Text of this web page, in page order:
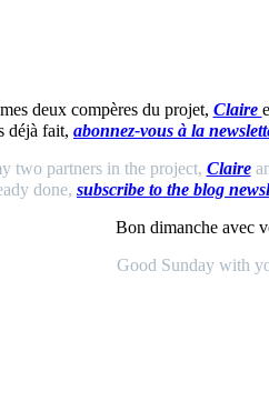
deux compères du projet, Claire
déjà fait, abonnez-vous à la
two partners in the project, Claire
done, subscribe to the blog
Bon dimanche avec
Good Sunday with